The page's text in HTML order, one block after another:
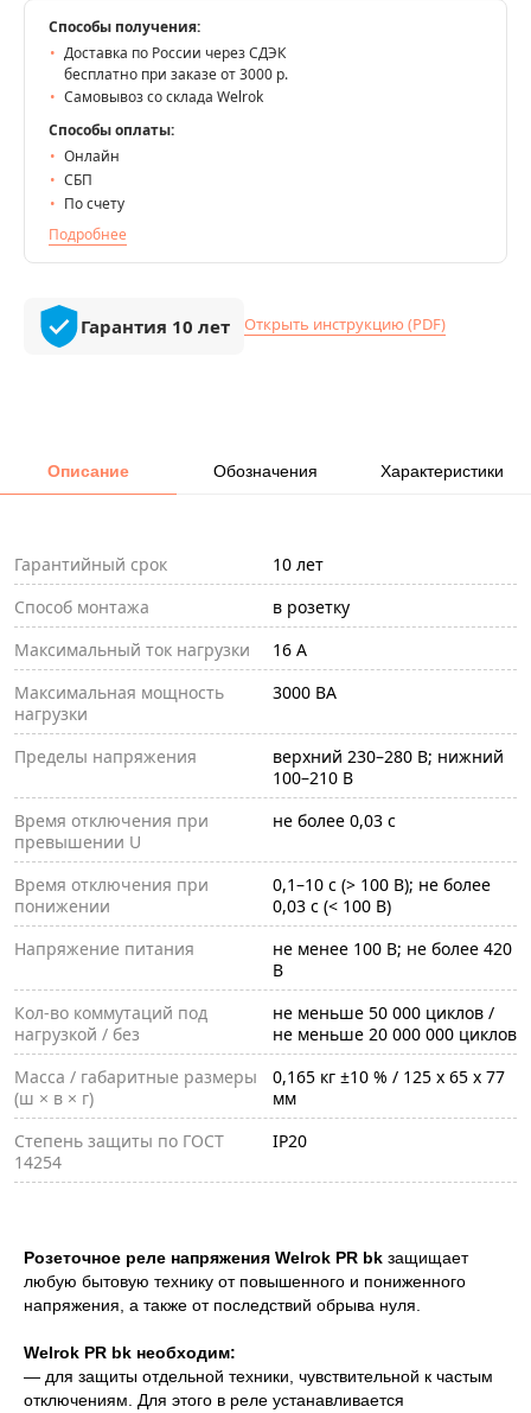
Способы получения:
Доставка по России через СДЭК
бесплатно при заказе от 3000 р.
Самовывоз со склада Welrok
Способы оплаты:
Онлайн
СБП
По счету
Подробнее
Гарантия 10 лет Открыть инструкцию (PDF)
Описание Обозначения Характеристики
Гарантийный срок
10 лет
Способ монтажа
в розетку
Максимальный ток нагрузки
16 А
Максимальная мощность
нагрузки
3000 ВА
Пределы напряжения
верхний 230–280 В; нижний
100–210 В
Время отключения при
превышении U
не более 0,03 с
Время отключения при
понижении
0,1–10 c (> 100 В); не более
0,03 с (< 100 В)
Напряжение питания
не менее 100 В; не более 420
В
Кол-во коммутаций под
нагрузкой / без
не меньше 50 000 циклов /
не меньше 20 000 000 циклов
Масса / габаритные размеры
(ш × в × г)
0,165 кг ±10 % / 125 х 65 х 77
мм
Степень защиты по ГОСТ
14254
IP20
Розеточное реле напряжения Welrok PR bk защищает
любую бытовую технику от повышенного и пониженного
напряжения, а также от последствий обрыва нуля.
Welrok PR bk необходим:
— для защиты отдельной техники, чувствительной к частым
отключениям. Для этого в реле устанавливается